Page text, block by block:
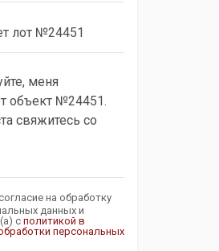
на обработку
данных и
сполитикой в
персональных